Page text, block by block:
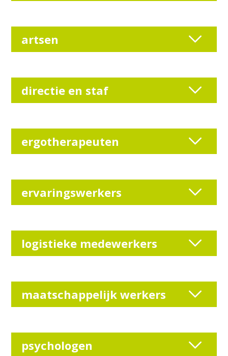
artsen
directie en staf
ergotherapeuten
ervaringswerkers
logistieke medewerkers
maatschappelijk werkers
psychologen